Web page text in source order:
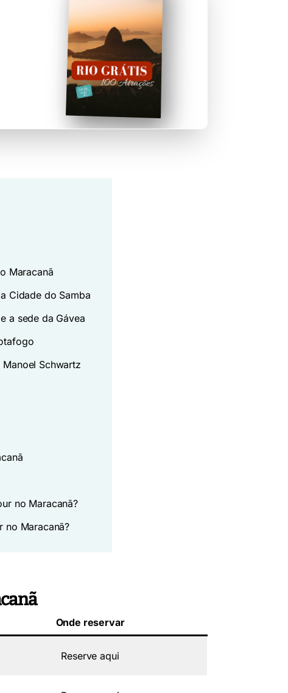
Maracanã
Cidade do Samba
a sede da Gávea
Schwartz
no Maracanã?
no Maracanã?
Onde reservar
Reserve aqui